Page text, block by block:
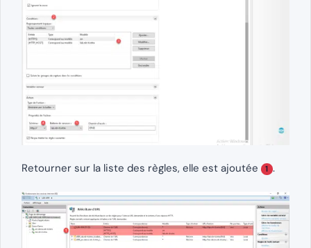
Retourner sur la liste des règles, elle est ajoutée 1 .